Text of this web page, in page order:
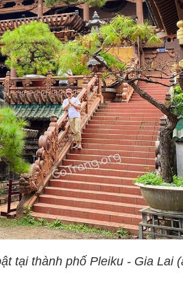
tại thành phố Pleiku - Gia Lai